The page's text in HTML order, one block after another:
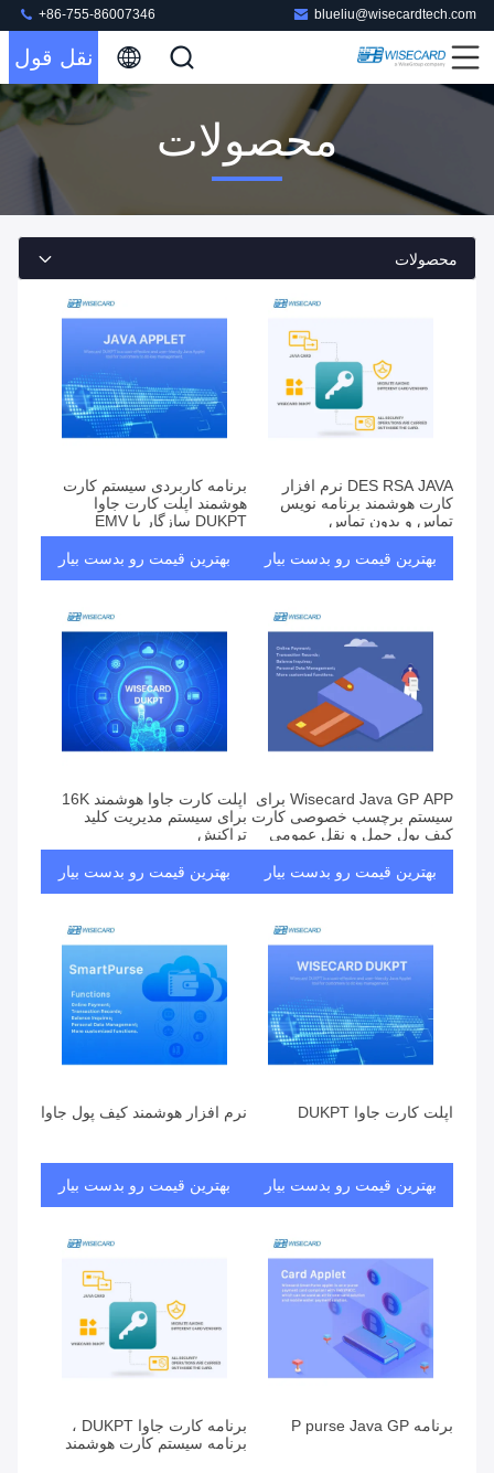
blueliu@wisecardtech.com
+86-755-86007346
نقل قول
محصولات
محصولات
DES RSA JAVA نرم افزار
کارت هوشمند برنامه نویس
تماس و بدون تماس
بهترین قیمت رو بدست بیار
برنامه کاربردی سیستم کارت
هوشمند اپلت کارت جاوا
DUKPT سازگار با EMV
بهترین قیمت رو بدست بیار
Wisecard Java GP APP برای
سیستم برچسب خصوصی کارت
کیف پول حمل و نقل عمومی
حمل و نقل عمومی
بهترین قیمت رو بدست بیار
اپلت کارت جاوا هوشمند 16K
برای سیستم مدیریت کلید
تراکنش
بهترین قیمت رو بدست بیار
اپلت کارت جاوا DUKPT
بهترین قیمت رو بدست بیار
نرم افزار هوشمند کیف پول جاوا
بهترین قیمت رو بدست بیار
برنامه P purse Java GP
برنامه کارت جاوا DUKPT ،
برنامه سیستم کارت هوشمند